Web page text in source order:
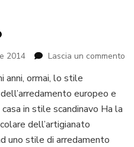
2014 Lascia un commento
anni, ormai, lo stile
europeo e
in stile scandinavo Ha la
dell’artigianato
uno stile di arredamento